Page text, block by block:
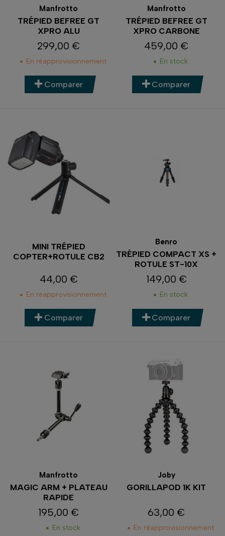
Manfrotto
TRÉPIED BEFREE GT
XPRO ALU
Prix
299,00 €
En réapprovisionnement
Comparer
Manfrotto
TRÉPIED BEFREE GT
XPRO CARBONE
Prix
459,00 €
En stock
Comparer
MINI TRÉPIED
COPTER+ROTULE CB2
Prix
44,00 €
En réapprovisionnement
Comparer
Benro
TRÉPIED COMPACT XS +
ROTULE ST-10X
Prix
149,00 €
En stock
Comparer
Manfrotto
MAGIC ARM + PLATEAU
RAPIDE
Prix
195,00 €
En stock
Joby
GORILLAPOD 1K KIT
Prix
63,00 €
En réapprovisionnement